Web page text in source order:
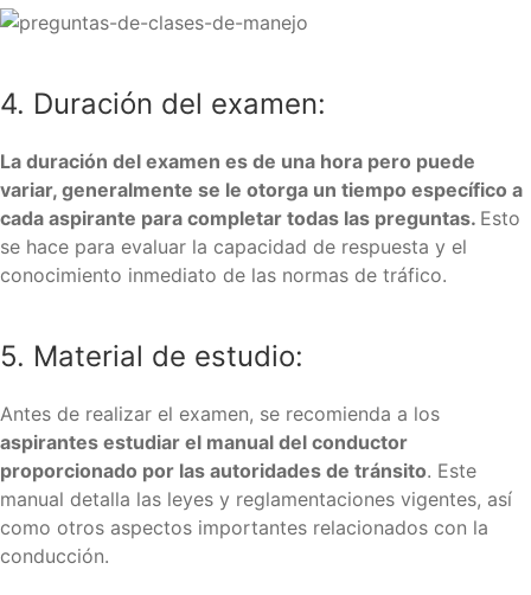
4. Duración del examen:
La duración del examen es de una hora pero puede
variar, generalmente se le otorga un tiempo específico a
cada aspirante para completar todas las preguntas. Esto
se hace para evaluar la capacidad de respuesta y el
conocimiento inmediato de las normas de tráfico.
5. Material de estudio:
Antes de realizar el examen, se recomienda a los
aspirantes estudiar el manual del conductor
proporcionado por las autoridades de tránsito. Este
manual detalla las leyes y reglamentaciones vigentes, así
como otros aspectos importantes relacionados con la
conducción.